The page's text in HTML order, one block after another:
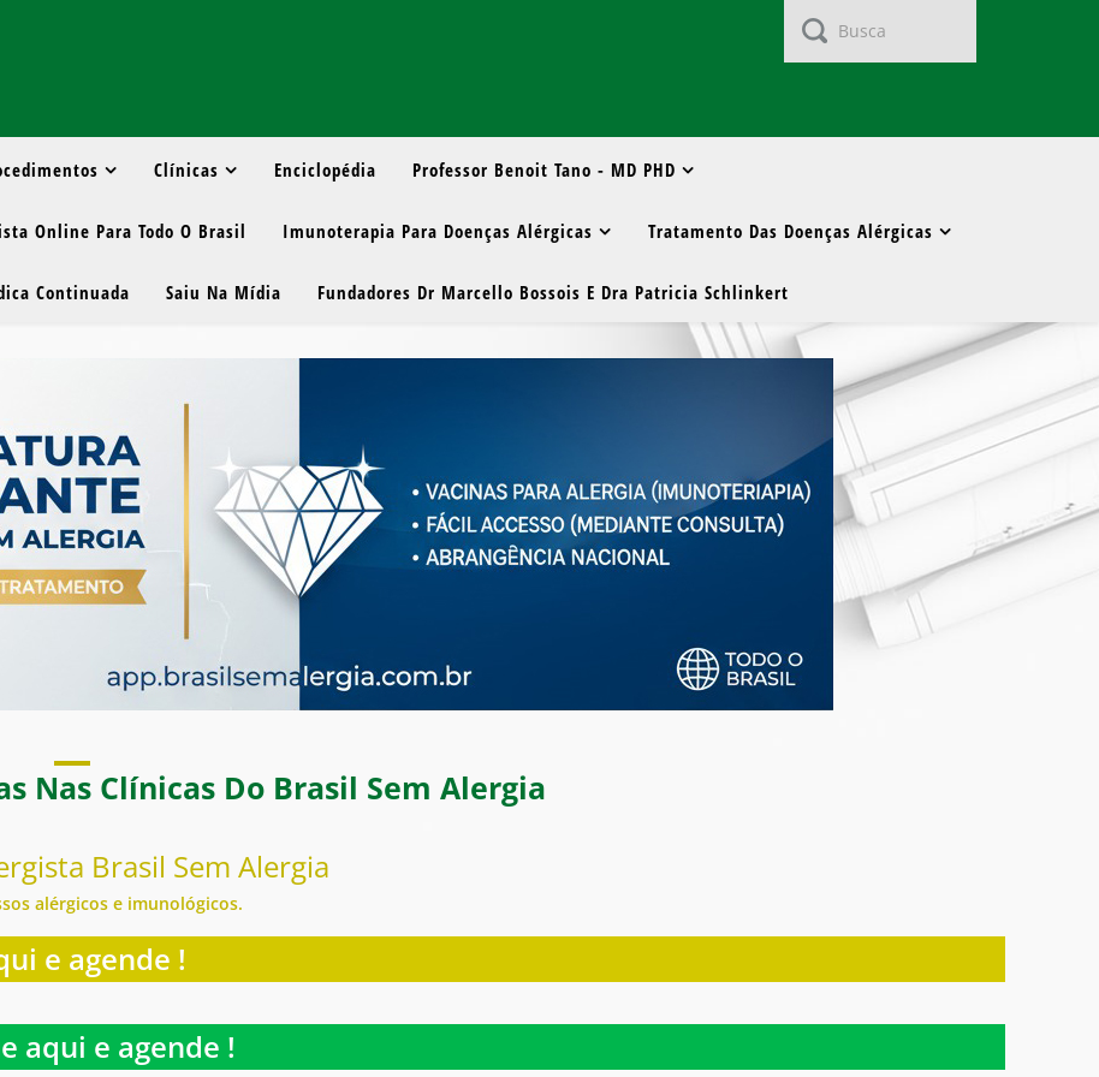
Clínicas Enciclopédia Professor Benoit Tano - MD PHD
Online Para Todo O Brasil Imunoterapia Para Doenças Alérgicas Tratamento Das Doenças Alérgicas
Continuada Saiu Na Mídia Fundadores Dr Marcello Bossois E Dra Patricia Schlinkert
Nas Clínicas Do Brasil Sem Alergia
Brasil Sem Alergia
alérgicos e imunológicos.
e agende !
aqui e agende !